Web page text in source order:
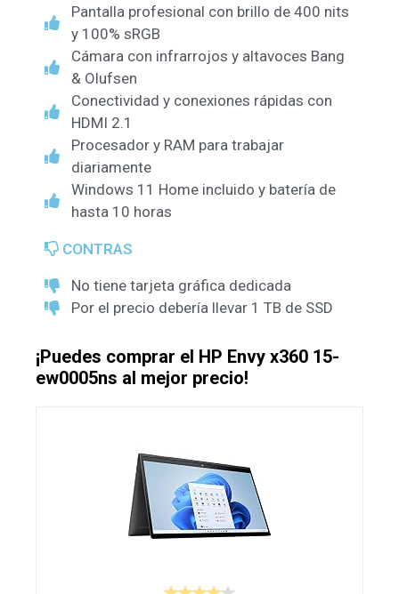
Pantalla profesional con brillo de 400 nits
y 100% sRGB
Cámara con infrarrojos y altavoces Bang
& Olufsen
Conectividad y conexiones rápidas con
HDMI 2.1
Procesador y RAM para trabajar
diariamente
Windows 11 Home incluido y batería de
hasta 10 horas
CONTRAS
No tiene tarjeta gráfica dedicada
Por el precio debería llevar 1 TB de SSD
¡Puedes comprar el HP Envy x360 15-
ew0005ns al mejor precio!